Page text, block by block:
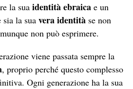
la suaidentità ebraicae un
sia la suavera identità se non
non può esprimere.
viene passata sempre la
, proprio perché questo complesso
Ogni generazione ha la sua